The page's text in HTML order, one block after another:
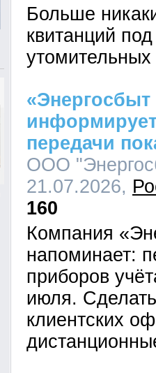
Больше
квитанций
«Энергосбыт
передачи
ООО
21.07.2026,
160
Компания
напоминает:
приборов
июля.
клиентских